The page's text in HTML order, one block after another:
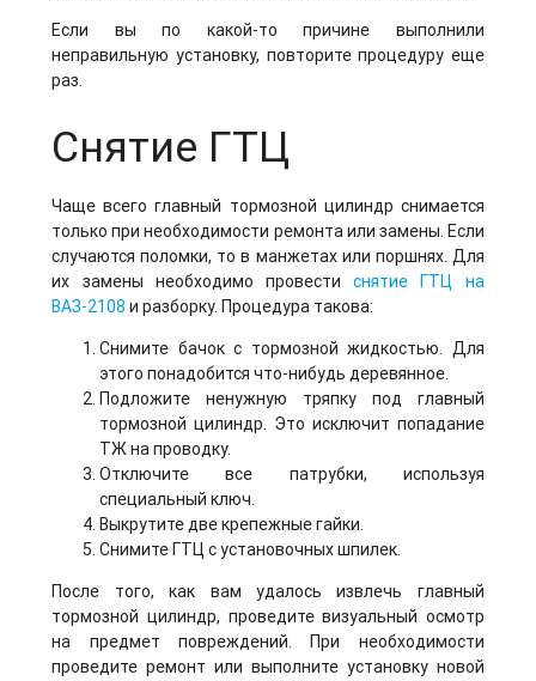
Если вы по какой-то причине выполнили
неправильную установку, повторите процедуру еще
раз.
Снятие ГТЦ
Чаще всего главный тормозной цилиндр снимается
только при необходимости ремонта или замены. Если
случаются поломки, то в манжетах или поршнях. Для
их замены необходимо провестиснятие ГТЦ на
ВАЗ-2108 и разборку. Процедура такова:
Снимите бачок с тормозной жидкостью. Для
этого понадобится что-нибудь деревянное.
Подложите ненужную тряпку под главный
тормозной цилиндр. Это исключит попадание
ТЖ на проводку.
Отключите все патрубки, используя
специальный ключ.
Выкрутите две крепежные гайки.
Снимите ГТЦ с установочных шпилек.
После того, как вам удалось извлечь главный
тормозной цилиндр, проведите визуальный осмотр
на предмет повреждений. При необходимости
проведите ремонт или выполните установку новой